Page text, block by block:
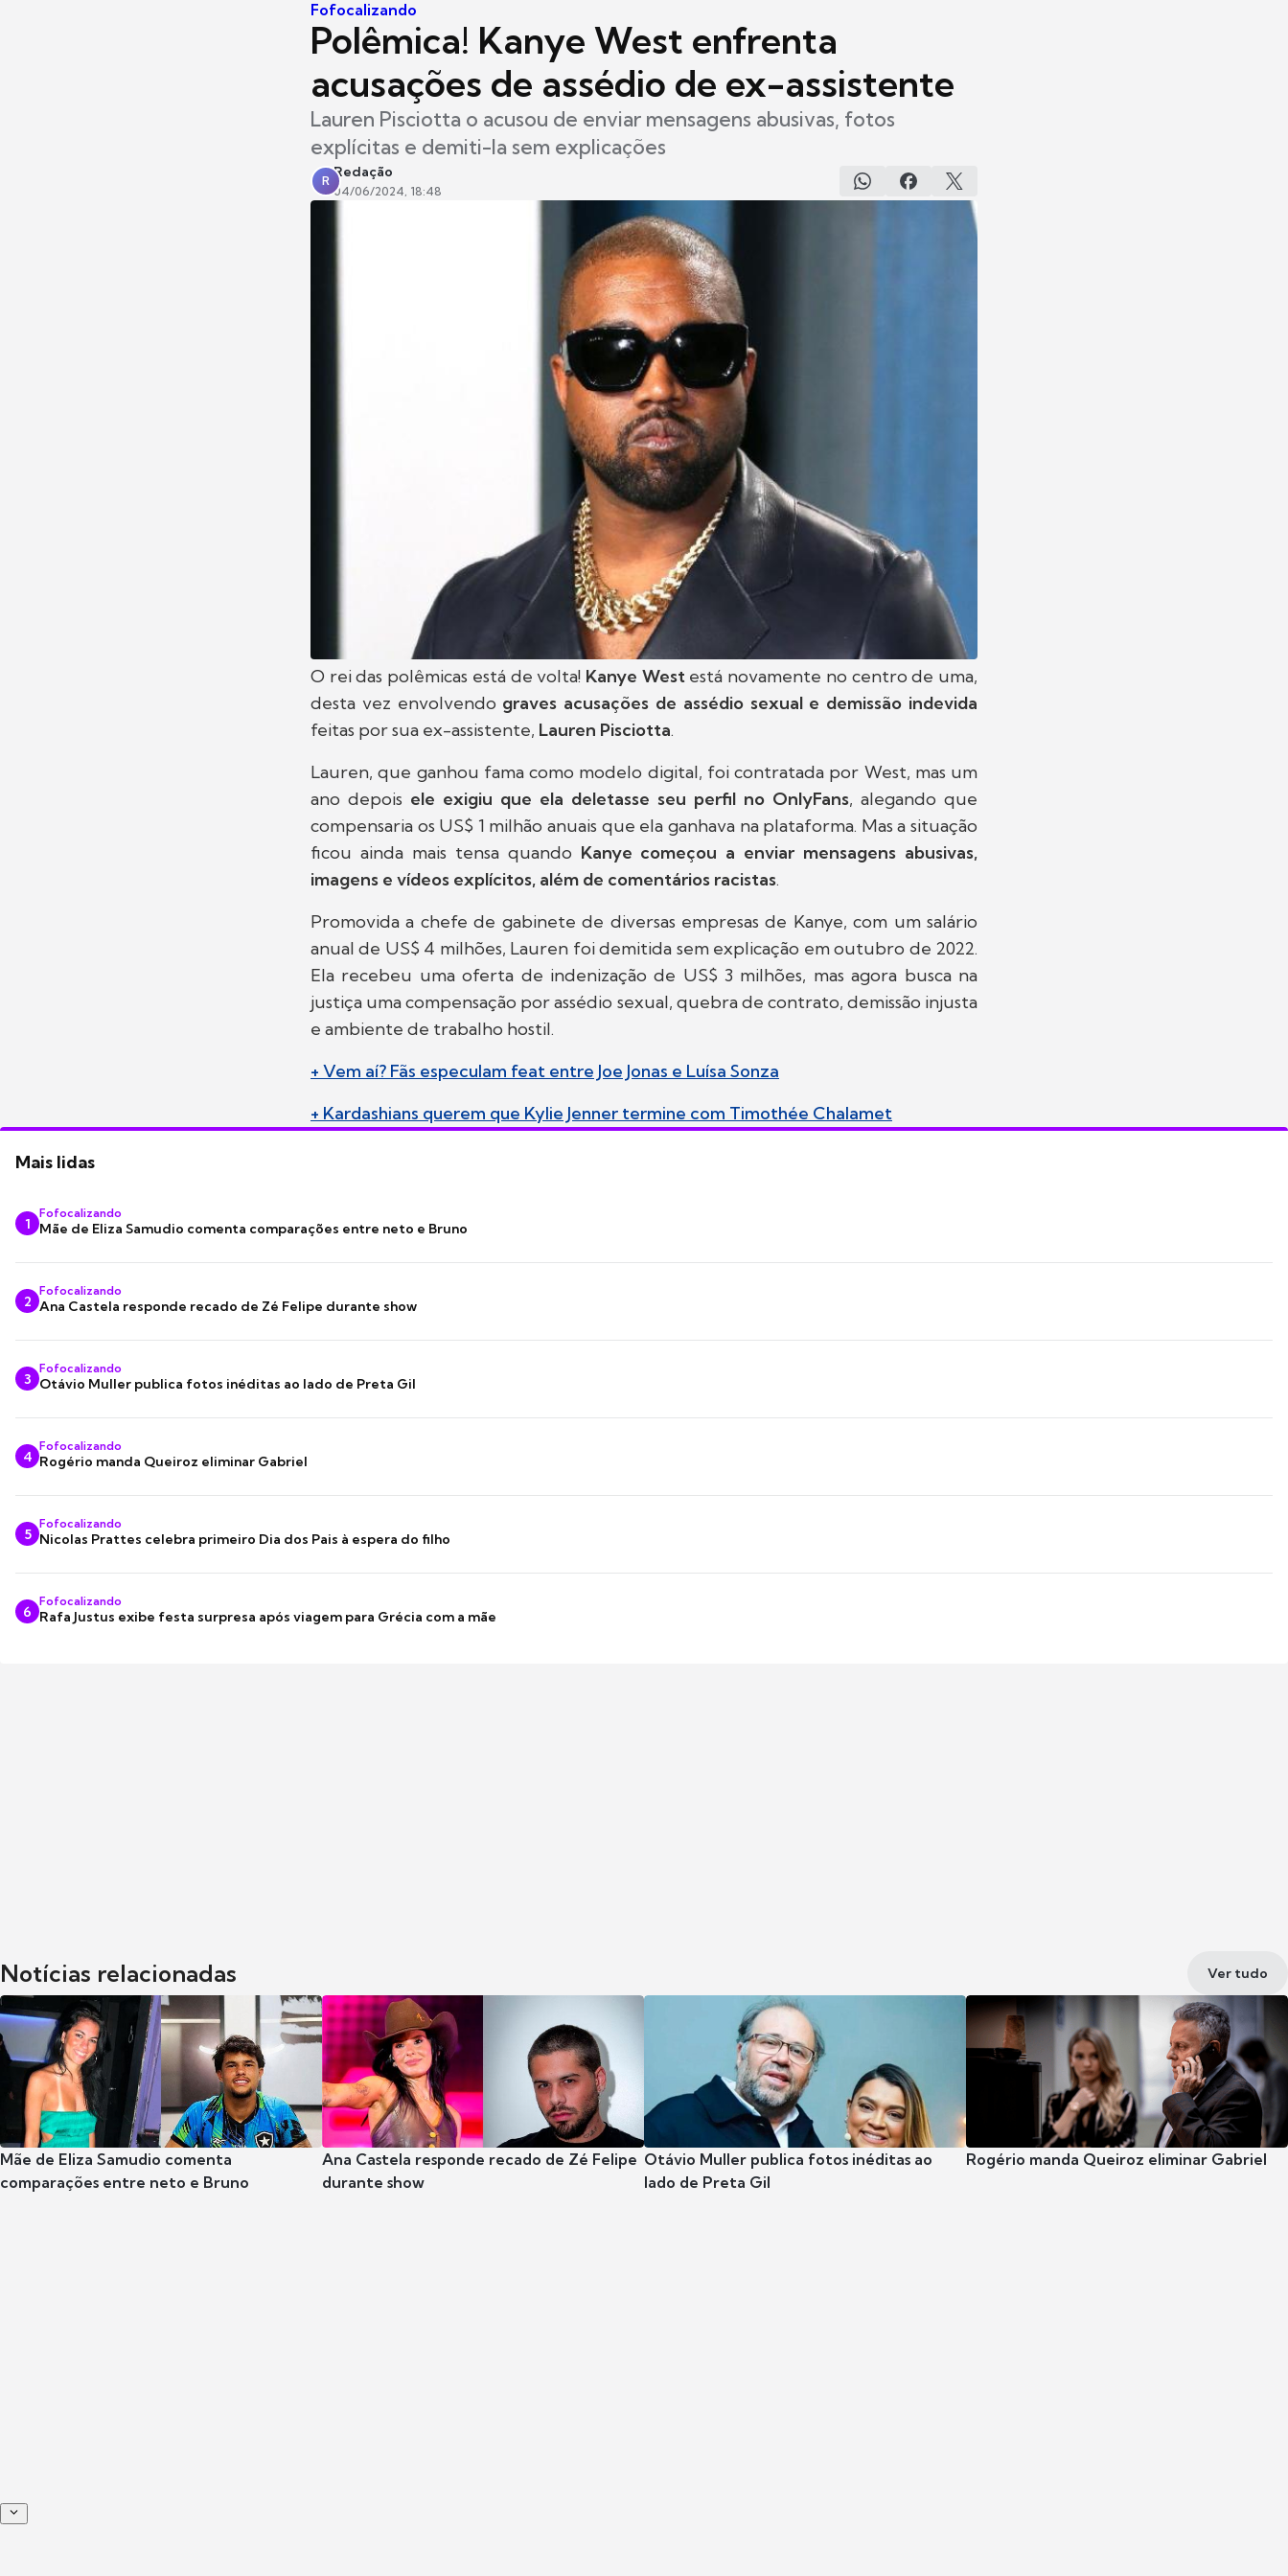
Fofocalizando
Polêmica! Kanye West enfrenta
acusações de assédio de ex-assistente
Lauren Pisciotta o acusou de enviar mensagens abusivas, fotos
explícitas e demiti-la sem explicações
R
Redação
04/06/2024, 18:48
O rei das polêmicas está de volta! Kanye West está novamente no centro de uma,
desta vez envolvendo graves acusações de assédio sexual e demissão indevida
feitas por sua ex-assistente, Lauren Pisciotta.
Lauren, que ganhou fama como modelo digital, foi contratada por West, mas um
ano depois ele exigiu que ela deletasse seu perfil no OnlyFans, alegando que
compensaria os US$ 1 milhão anuais que ela ganhava na plataforma. Mas a situação
ficou ainda mais tensa quando Kanye começou a enviar mensagens abusivas,
imagens e vídeos explícitos, além de comentários racistas.
Promovida a chefe de gabinete de diversas empresas de Kanye, com um salário
anual de US$ 4 milhões, Lauren foi demitida sem explicação em outubro de 2022.
Ela recebeu uma oferta de indenização de US$ 3 milhões, mas agora busca na
justiça uma compensação por assédio sexual, quebra de contrato, demissão injusta
e ambiente de trabalho hostil.
+ Vem aí? Fãs especulam feat entre Joe Jonas e Luísa Sonza
+ Kardashians querem que Kylie Jenner termine com Timothée Chalamet
Mais lidas
1
Fofocalizando
Mãe de Eliza Samudio comenta comparações entre neto e Bruno
2
Fofocalizando
Ana Castela responde recado de Zé Felipe durante show
3
Fofocalizando
Otávio Muller publica fotos inéditas ao lado de Preta Gil
4
Fofocalizando
Rogério manda Queiroz eliminar Gabriel
5
Fofocalizando
Nicolas Prattes celebra primeiro Dia dos Pais à espera do filho
6
Fofocalizando
Rafa Justus exibe festa surpresa após viagem para Grécia com a mãe
Notícias relacionadas Ver tudo
Mãe de Eliza Samudio comenta
comparações entre neto e Bruno
Ana Castela responde recado de Zé Felipe
durante show
Otávio Muller publica fotos inéditas ao
lado de Preta Gil
Rogério manda Queiroz eliminar Gabriel